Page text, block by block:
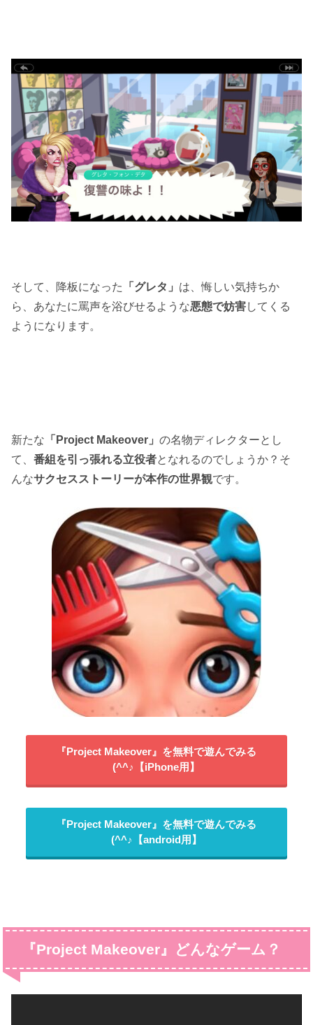
そして、降板になった 「グレタ」 は、悔しい気持ちか
ら、あなたに罵声を浴びせるような悪態で妨害してくる
ようになります。
新たな 「Project Makeover」の名物ディレクターとし
て、番組を引っ張れる立役者となれるのでしょうか？そ
んなサクセスストーリーが本作の世界観です。
『Project Makeover』を無料で遊んでみる
(^^♪【iPhone用】
『Project Makeover』を無料で遊んでみる
(^^♪【android用】
『Project Makeover』どんなゲーム？